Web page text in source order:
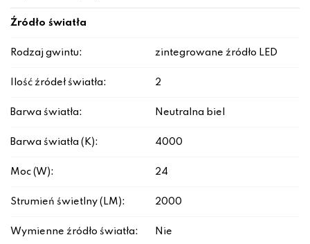
Źródło światła
Rodzaj gwintu: zintegrowane źródło LED
Ilość źródeł światła: 2
Barwa światła: Neutralna biel
Barwa światła (K): 4000
Moc (W): 24
Strumień świetlny (LM): 2000
Wymienne źródło światła: Nie